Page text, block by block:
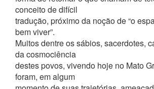
conceito de difícil
tradução, próximo da noção de “o
bem viver”.
Muitos dentre os sábios, sacerdotes,
da cosmociência
destes povos, vivendo hoje no Mato
foram, em algum